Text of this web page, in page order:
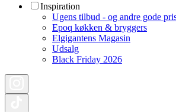
Inspiration
Ugens tilbud - og andre gode
Epoq køkken & bryggers
Elgigantens Magasin
Udsalg
Black Friday 2026